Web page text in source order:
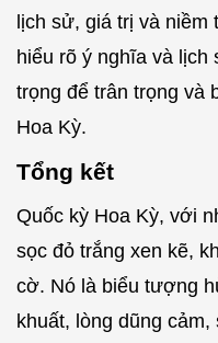
lịch sử, giá trị và
hiểu rõ ý nghĩa và
trọng để trân trọng và
Hoa Kỳ.
Tổng kết
Quốc kỳ Hoa Kỳ, với
sọc đỏ trắng xen kẽ,
cờ. Nó là biểu tượng
khuất, lòng dũng